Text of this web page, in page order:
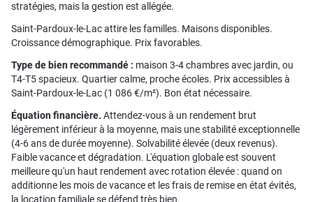
stratégies, mais la gestion est allégée.
Saint-Pardoux-le-Lac attire les familles. Maisons disponibles.
Croissance démographique. Prix favorables.
Type de bien recommandé : maison 3-4 chambres avec jardin, ou
T4-T5 spacieux. Quartier calme, proche écoles. Prix accessibles à
Saint-Pardoux-le-Lac (1 086 €/m²). Bon état nécessaire.
Équation financière. Attendez-vous à un rendement brut
légèrement inférieur à la moyenne, mais une stabilité exceptionnelle
(4-6 ans de durée moyenne). Solvabilité élevée (deux revenus).
Faible vacance et dégradation. L'équation globale est souvent
meilleure qu'un haut rendement avec rotation élevée : quand on
additionne les mois de vacance et les frais de remise en état évités,
la location familiale se défend très bien.